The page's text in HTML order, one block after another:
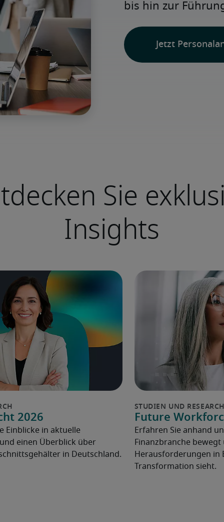
bis hin zur
Jetzt
Sie
Insights
2026
Einblicke in aktuelle
einen Überblick über
in Deutschland.
Future
Erfahren Sie anhand
Finanzbranche
Herausforderungen in
Transformation sieht.